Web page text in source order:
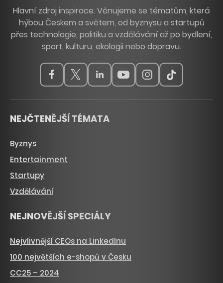
Hlavní zdroj inspirace. Věnujeme se tématům, která
hýbou Českem a světem, od byznysu a startupů
přes technologie, politiku a vzdělávání až po bydlení,
sport, kulturu, ekologii nebo dopravu.
NEJČTENĚJŠÍ TÉMATA
Byznys
Entertainment
Startupy
Vzdělávání
NEJNOVĚJŠÍ SPECIÁLY
Nejvlivnější CEOs na LinkedInu
100 největších e-shopů v Česku
CC25 – 2024